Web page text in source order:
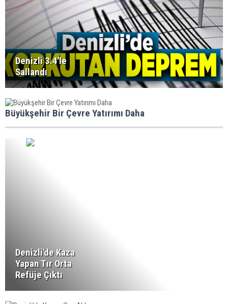
Denizli 3.4'le
Sallandı
Büyükşehir Bir Çevre Yatırımı Daha
Denizli'de Kaza
Yapan Tır Orta
Refüje Çıktı